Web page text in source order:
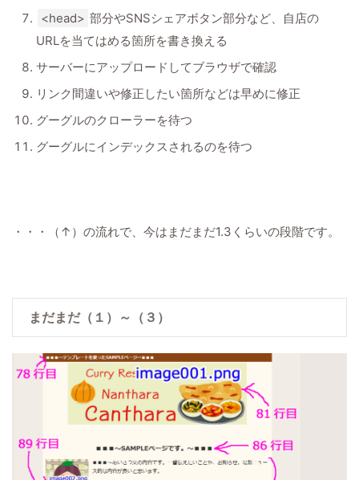
<head> 部分やSNSシェアボタン部分など、自店の
URLを当てはめる箇所を書き換える
サーバーにアップロードしてブラウザで確認
リンク間違いや修正したい箇所などは早めに修正
グーグルのクローラーを待つ
グーグルにインデックスされるのを待つ
・・・（↑）の流れで、今はまだまだ1.3くらいの段階です。
まだまだ（１）～（３）